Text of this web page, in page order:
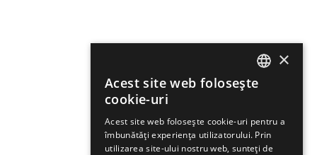
ROMANIAN
ENGLISH
×
Acest site web folosește
cookie-uri
Acest site web folosește cookie-uri pentru a
îmbunătăți experiența utilizatorului. Prin
utilizarea site-ului nostru web, sunteți de